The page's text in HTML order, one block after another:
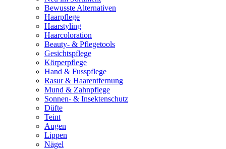
Bewusste Alternativen
Haarpflege
Haarstyling
Haarcoloration
Beauty- & Pflegetools
Gesichtspflege
Körperpflege
Hand & Fusspflege
Rasur & Haarentfernung
Mund & Zahnpflege
Sonnen- & Insektenschutz
Düfte
Teint
Augen
Lippen
Nägel